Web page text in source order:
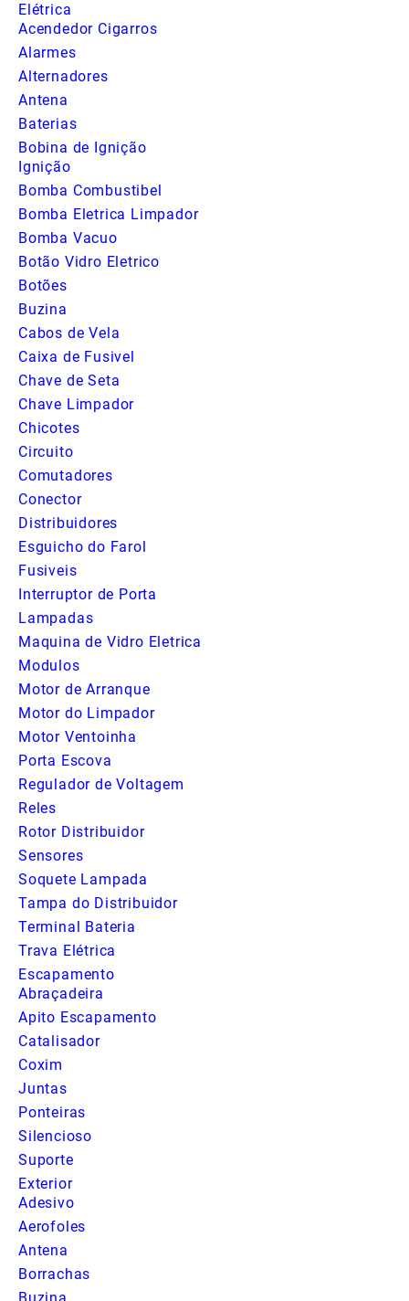
Elétrica
Acendedor Cigarros
Alarmes
Alternadores
Antena
Baterias
Bobina de Ignição
Ignição
Bomba Combustibel
Bomba Eletrica Limpador
Bomba Vacuo
Botão Vidro Eletrico
Botões
Buzina
Cabos de Vela
Caixa de Fusivel
Chave de Seta
Chave Limpador
Chicotes
Circuito
Comutadores
Conector
Distribuidores
Esguicho do Farol
Fusiveis
Interruptor de Porta
Lampadas
Maquina de Vidro Eletrica
Modulos
Motor de Arranque
Motor do Limpador
Motor Ventoinha
Porta Escova
Regulador de Voltagem
Reles
Rotor Distribuidor
Sensores
Soquete Lampada
Tampa do Distribuidor
Terminal Bateria
Trava Elétrica
Escapamento
Abraçadeira
Apito Escapamento
Catalisador
Coxim
Juntas
Ponteiras
Silencioso
Suporte
Exterior
Adesivo
Aerofoles
Antena
Borrachas
Buzina